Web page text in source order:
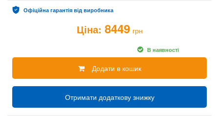
Офіційна гарантія від виробника
Ціна: 8449 грн
В наявності
Додати в кошик
Отримати додаткову знижку